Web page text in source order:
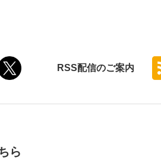
RSS配信のご案内
ら